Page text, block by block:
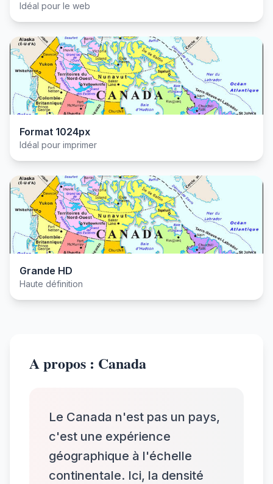
Idéal pour le web
Format 1024px
Idéal pour imprimer
Grande HD
Haute définition
A propos : Canada
Le Canada n'est pas un pays,
c'est une expérience
géographique à l'échelle
continentale. Ici, la densité